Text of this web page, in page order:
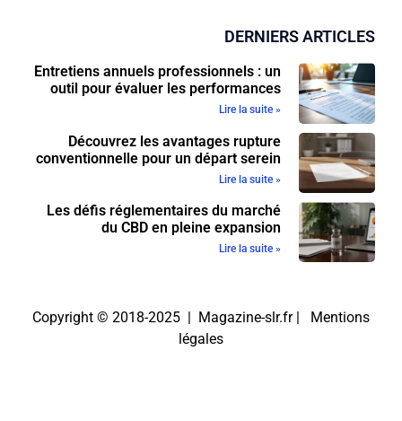
DERNIERS ARTICLES
Entretiens annuels professionnels : un
outil pour évaluer les performances
Lire la suite »
Découvrez les avantages rupture
conventionnelle pour un départ serein
Lire la suite »
Les défis réglementaires du marché
du CBD en pleine expansion
Lire la suite »
Copyright © 2018-2025 | Magazine-slr.fr |
Mentions
légales